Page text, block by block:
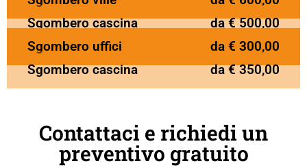
Sgombero cascina
da € 500,00
Sgombero uffici
da € 300,00
Sgombero cascina
da € 350,00
Contattaci e richiedi un
preventivo gratuito